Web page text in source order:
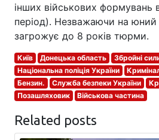
інших військових формувань
період). Незважаючи на юний
загрожує до 8 років тюрми.
Київ Донецька область Збройні
Національна поліція України
Бензин.
Служба безпеки України
Позашляховик
Військова частина
Related posts